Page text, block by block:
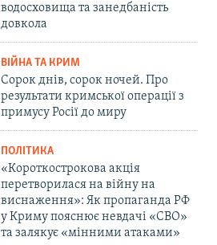
водосховища та занедбаність
довкола
ВІЙНА ТА КРИМ
Сорок днів, сорок ночей. Про
результати кримської операції з
примусу Росії до миру
ПОЛІТИКА
«Короткострокова акція
перетворилася на війну на
виснаження»: Як пропаганда РФ
у Криму пояснює невдачі «СВО»
та залякує «мінними атаками»